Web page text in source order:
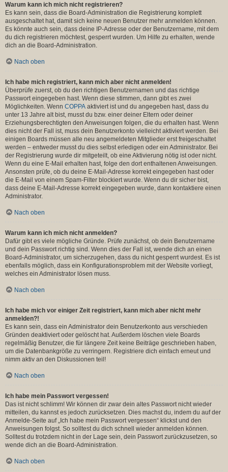
Warum kann ich mich nicht registrieren?
Es kann sein, dass die Board-Administration die Registrierung komplett
ausgeschaltet hat, damit sich keine neuen Benutzer mehr anmelden können.
Es könnte auch sein, dass deine IP-Adresse oder der Benutzername, mit dem
du dich registrieren möchtest, gesperrt wurden. Um Hilfe zu erhalten, wende
dich an die Board-Administration.
Nach oben
Ich habe mich registriert, kann mich aber nicht anmelden!
Überprüfe zuerst, ob du den richtigen Benutzernamen und das richtige
Passwort eingegeben hast. Wenn diese stimmen, dann gibt es zwei
Möglichkeiten. Wenn COPPA aktiviert ist und du angegeben hast, dass du
unter 13 Jahre alt bist, musst du bzw. einer deiner Eltern oder deiner
Erziehungsberechtigten den Anweisungen folgen, die du erhalten hast. Wenn
dies nicht der Fall ist, muss dein Benutzerkonto vielleicht aktiviert werden. Bei
einigen Boards müssen alle neu angemeldeten Mitglieder erst freigeschaltet
werden – entweder musst du dies selbst erledigen oder ein Administrator. Bei
der Registrierung wurde dir mitgeteilt, ob eine Aktivierung nötig ist oder nicht.
Wenn du eine E-Mail erhalten hast, folge den dort enthaltenen Anweisungen.
Ansonsten prüfe, ob du deine E-Mail-Adresse korrekt eingegeben hast oder
die E-Mail von einem Spam-Filter blockiert wurde. Wenn du dir sicher bist,
dass deine E-Mail-Adresse korrekt eingegeben wurde, dann kontaktiere einen
Administrator.
Nach oben
Warum kann ich mich nicht anmelden?
Dafür gibt es viele mögliche Gründe. Prüfe zunächst, ob dein Benutzername
und dein Passwort richtig sind. Wenn dies der Fall ist, wende dich an einen
Board-Administrator, um sicherzugehen, dass du nicht gesperrt wurdest. Es ist
ebenfalls möglich, dass ein Konfigurationsproblem mit der Website vorliegt,
welches ein Administrator lösen muss.
Nach oben
Ich habe mich vor einiger Zeit registriert, kann mich aber nicht mehr
anmelden?!
Es kann sein, dass ein Administrator dein Benutzerkonto aus verschieden
Gründen deaktiviert oder gelöscht hat. Außerdem löschen viele Boards
regelmäßig Benutzer, die für längere Zeit keine Beiträge geschrieben haben,
um die Datenbankgröße zu verringern. Registriere dich einfach erneut und
nimm aktiv an den Diskussionen teil!
Nach oben
Ich habe mein Passwort vergessen!
Das ist nicht schlimm! Wir können dir zwar dein altes Passwort nicht wieder
mitteilen, du kannst es jedoch zurücksetzen. Dies machst du, indem du auf der
Anmelde-Seite auf „Ich habe mein Passwort vergessen“ klickst und den
Anweisungen folgst. So solltest du dich schnell wieder anmelden können.
Solltest du trotzdem nicht in der Lage sein, dein Passwort zurückzusetzen, so
wende dich an die Board-Administration.
Nach oben